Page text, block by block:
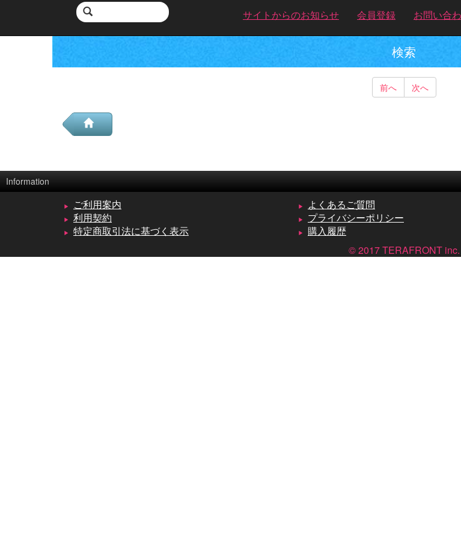
サイトからのお知らせ 会員登録 お問い合
検索
前へ 次へ
Information
ご利用案内 よくあるご質問
利用契約
プライバシーポリシー
特定商取引法に基づく表示
購入履歴
© 2017 TERAFRONT inc.